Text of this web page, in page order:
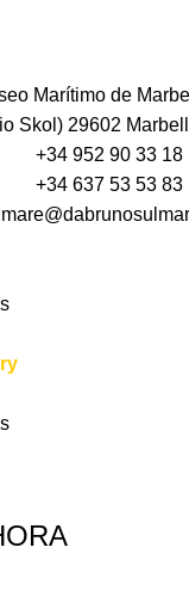
Marítimo de
Skol) 29602
+34 952 90 33 18
+34 637 53 53 83